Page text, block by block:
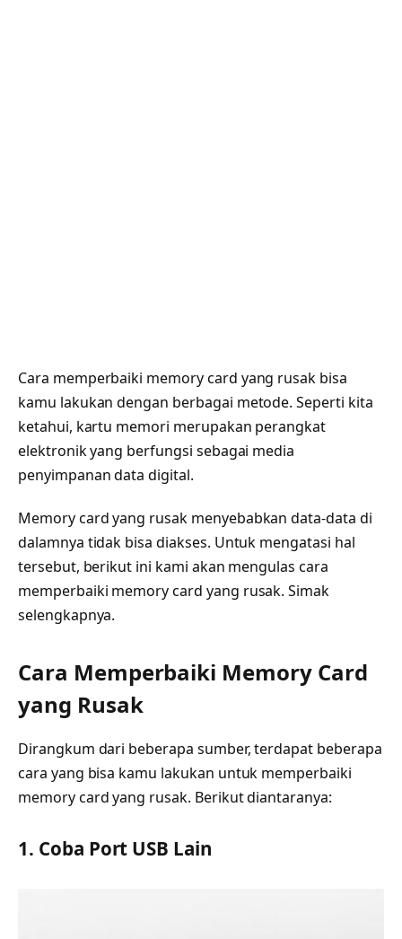
Cara memperbaiki memory card yang rusak bisa
kamu lakukan dengan berbagai metode. Seperti kita
ketahui, kartu memori merupakan perangkat
elektronik yang berfungsi sebagai media
penyimpanan data digital.
Memory card yang rusak menyebabkan data-data di
dalamnya tidak bisa diakses. Untuk mengatasi hal
tersebut, berikut ini kami akan mengulas cara
memperbaiki memory card yang rusak. Simak
selengkapnya.
Cara Memperbaiki Memory Card
yang Rusak
Dirangkum dari beberapa sumber, terdapat beberapa
cara yang bisa kamu lakukan untuk memperbaiki
memory card yang rusak. Berikut diantaranya:
1. Coba Port USB Lain